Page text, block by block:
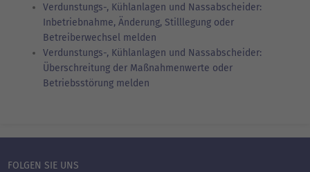
Verdunstungs-, Kühlanlagen und Nassabscheider:
Inbetriebnahme, Änderung, Stilllegung oder
Betreiberwechsel melden
Verdunstungs-, Kühlanlagen und Nassabscheider:
Überschreitung der Maßnahmenwerte oder
Betriebsstörung melden
FOLGEN SIE UNS